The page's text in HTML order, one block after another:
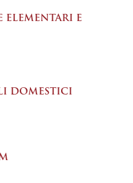
ELEMENTARI E
DOMESTICI